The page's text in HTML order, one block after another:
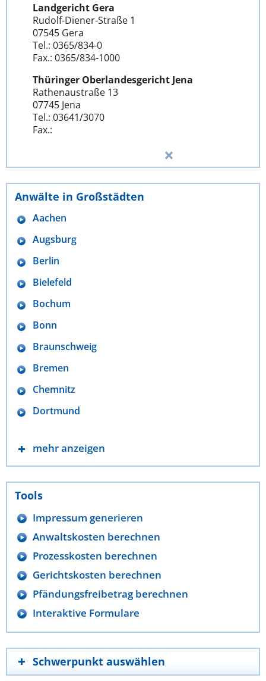
Landgericht Gera
Rudolf-Diener-Straße 1
07545 Gera
Tel.: 0365/834-0
Fax.: 0365/834-1000
Thüringer Oberlandesgericht Jena
Rathenaustraße 13
07745 Jena
Tel.: 03641/3070
Fax.:
Anwälte in Großstädten
Aachen
Augsburg
Berlin
Bielefeld
Bochum
Bonn
Braunschweig
Bremen
Chemnitz
Dortmund
mehr anzeigen
Tools
Impressum generieren
Anwaltskosten berechnen
Prozesskosten berechnen
Gerichtskosten berechnen
Pfändungsfreibetrag berechnen
Interaktive Formulare
Schwerpunkt auswählen